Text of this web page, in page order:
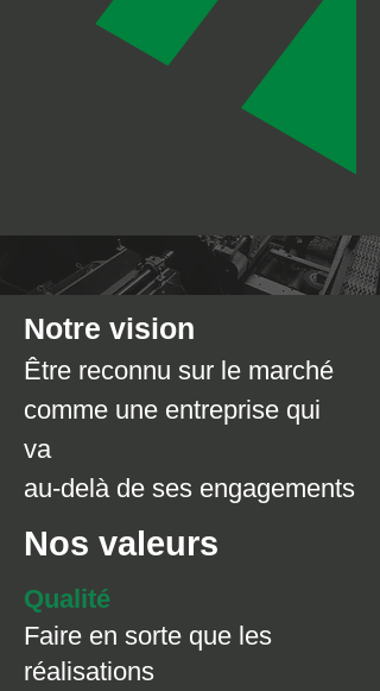
Notre vision
Être reconnu sur le marché
comme une entreprise qui
va
au-delà de ses engagements
Nos valeurs
Qualité
Faire en sorte que les
réalisations